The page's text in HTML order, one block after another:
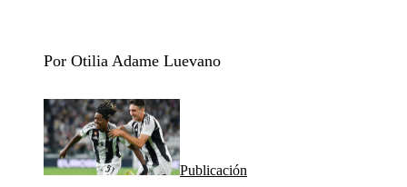
Por Otilia Adame Luevano
Publicación